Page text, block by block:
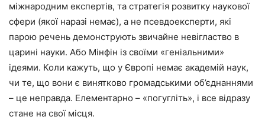
міжнародним експертів, та стратегія розвитку наукової
сфери (якої наразі немає), а не псевдоексперти, які
парою речень демонструють звичайне невігластво в
царині науки. Або Мінфін із своїми «геніальними»
ідеями. Коли кажуть, що у Європі немає академій наук,
чи те, що вони є винятково громадськими об’єднаннями
– це неправда. Елементарно – «погугліть», і все відразу
стане на свої місця.